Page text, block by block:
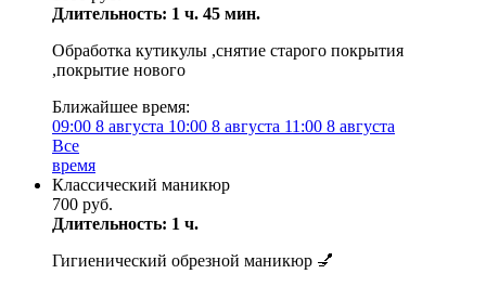
Длительность: 1 ч. 45 мин.
Обработка кутикулы ,снятие старого покрытия
,покрытие нового
Ближайшее время:
09:00 8 августа 10:00 8 августа 11:00 8 августа
Все
время
Классический маникюр
700 руб.
Длительность: 1 ч.
Гигиенический обрезной маникюр 💅